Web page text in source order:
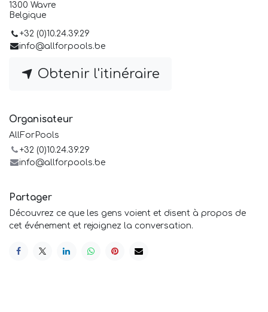
1300 Wavre
Belgique
+32 (0)10.24.39.29
info@allforpools.be
Obtenir l'itinéraire
Organisateur
AllForPools
+32 (0)10.24.39.29
info@allforpools.be
Partager
Découvrez ce que les gens voient et disent à propos de
cet événement et rejoignez la conversation.